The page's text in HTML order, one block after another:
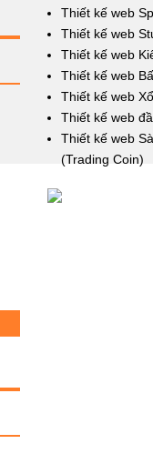
Thiết kế web
Thiết kế web
Thiết kế web
Thiết kế web
Thiết kế web
Thiết kế web
Thiết kế web
(Trading Coin)